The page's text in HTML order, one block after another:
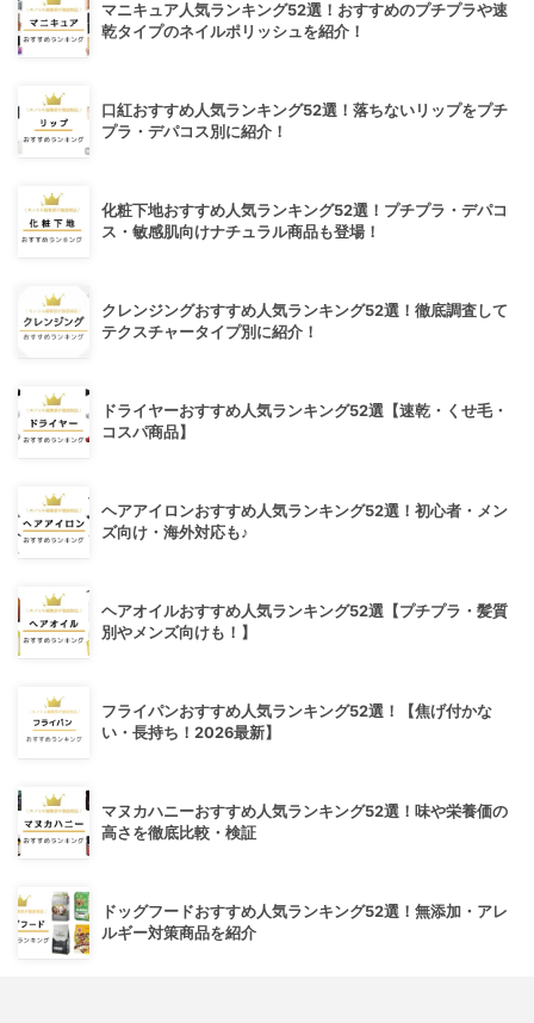
マニキュア人気ランキング52選！おすすめのプチプラや速
乾タイプのネイルポリッシュを紹介！
口紅おすすめ人気ランキング52選！落ちないリップをプチ
プラ・デパコス別に紹介！
化粧下地おすすめ人気ランキング52選！プチプラ・デパコ
ス・敏感肌向けナチュラル商品も登場！
クレンジングおすすめ人気ランキング52選！徹底調査して
テクスチャータイプ別に紹介！
ドライヤーおすすめ人気ランキング52選【速乾・くせ毛・
コスパ商品】
ヘアアイロンおすすめ人気ランキング52選！初心者・メン
ズ向け・海外対応も♪
ヘアオイルおすすめ人気ランキング52選【プチプラ・髪質
別やメンズ向けも！】
フライパンおすすめ人気ランキング52選！【焦げ付かな
い・長持ち！2026最新】
マヌカハニーおすすめ人気ランキング52選！味や栄養価の
高さを徹底比較・検証
ドッグフードおすすめ人気ランキング52選！無添加・アレ
ルギー対策商品を紹介